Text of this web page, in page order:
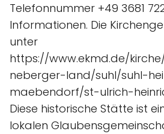
Telefonnummer +49 3681
Informationen. Die
unter
https://www.ekmd.de/
neberger-land/suhl/suhl-
maebendorf/st-ulrich-
Diese historische Stätte ist
lokalen